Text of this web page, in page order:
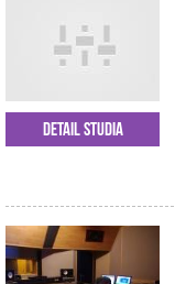
Detail studia